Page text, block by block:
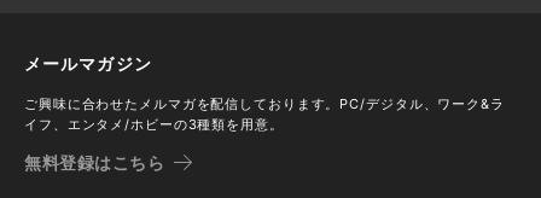
メールマガジン
ご興味に合わせたメルマガを配信しております。PC/デジタル、ワーク&ラ
イフ、エンタメ/ホビーの3種類を用意。
無料登録はこちら